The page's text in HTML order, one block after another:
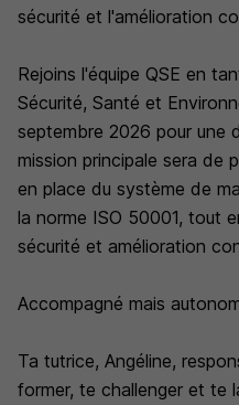
sécurité et l'amélioration
Rejoins l'équipe QSE en
Sécurité, Santé et
septembre 2026 pour une
mission principale sera de
en place du système de
la norme ISO 50001, tout
sécurité et amélioration
Accompagné mais
Ta tutrice, Angéline,
former, te challenger et te